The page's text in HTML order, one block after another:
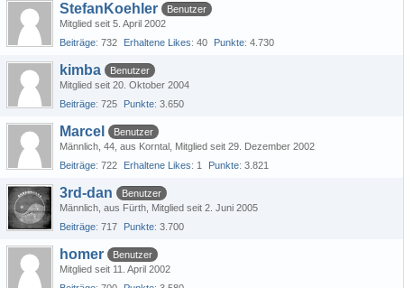
StefanKoehler
Benutzer
Mitglied seit 5. April 2002
Beiträge 732 Erhaltene Likes 40 Punkte 4.730
kimba
Benutzer
Mitglied seit 20. Oktober 2004
Beiträge 725 Punkte 3.650
Marcel
Benutzer
Männlich 44 aus Korntal Mitglied seit 29. Dezember 2002
Beiträge 722 Erhaltene Likes 1 Punkte 3.821
3rd-dan
Benutzer
Männlich aus Fürth Mitglied seit 2. Juni 2005
Beiträge 717 Punkte 3.700
homer
Benutzer
Mitglied seit 11. April 2002